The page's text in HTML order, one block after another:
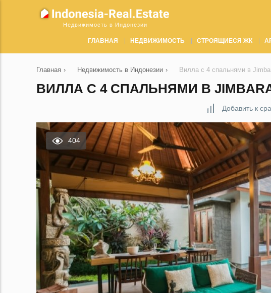
Недвижимость в Индонезии
ГЛАВНАЯ НЕДВИЖИМОСТЬ СТРОЯЩИЕСЯ ЖК
Главная › Недвижимость в Индонезии › Вилла с 4 спальнями в
ВИЛЛА С 4 СПАЛЬНЯМИ В
Добавить к
404